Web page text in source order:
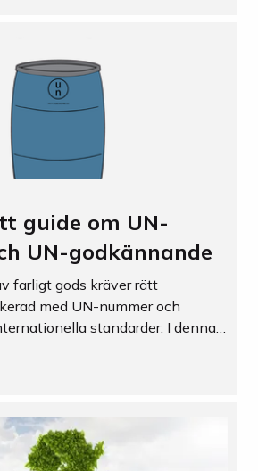
guide om UN-
UN-godkännande
farligt gods kräver rätt
med UN-nummer och
standarder. I denna
hur du tolkar dessa för att